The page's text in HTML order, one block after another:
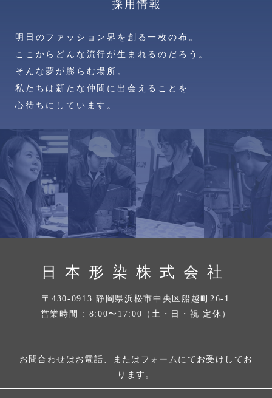
採用情報
明日のファッション界を創る一枚の布。
ここからどんな流行が生まれるのだろう。
そんな夢が膨らむ場所。
私たちは新たな仲間に出会えることを
心待ちにしています。
日本形染株式会社
〒430-0913 静岡県浜松市中央区船越町26-1
営業時間 : 8:00〜17:00（土・日・祝 定休）
お問合わせはお電話、またはフォームにてお受けしてお
ります。